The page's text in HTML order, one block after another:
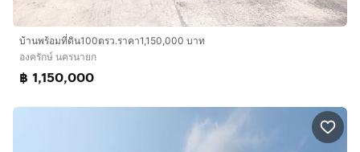
บ้านพร้อมที่ดิน100ตรว.ราคา1,150,000 บาท
องครักษ์ นครนายก
฿ 1,150,000